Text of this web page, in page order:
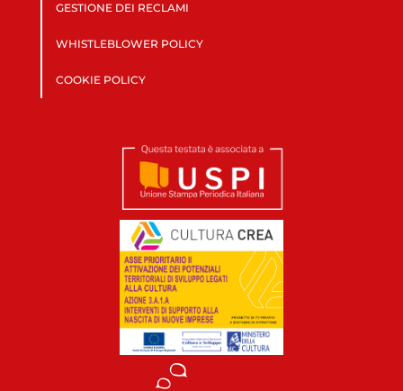
GESTIONE DEI RECLAMI
WHISTLEBLOWER POLICY
COOKIE POLICY